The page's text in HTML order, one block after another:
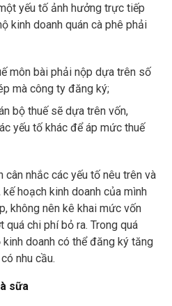
yếu tố ảnh hưởng trực tiếp
kinh doanh quán cà phê phải
môn bài phải nộp dựa trên số
mà công ty đăng ký;
bộ thuế sẽ dựa trên vốn,
yếu tố khác để áp mức thuế
cân nhắc các yếu tố nêu trên và
hoạch kinh doanh của mình
không nên kê khai mức vốn
chi phí bỏ ra. Trong quá
doanh có thể đăng ký tăng
nhu cầu.
sữa